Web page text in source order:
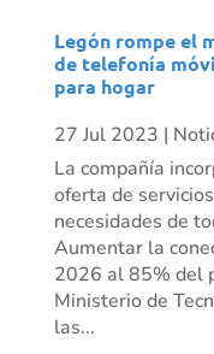
Legón rompe el
de telefonía
para hogar
27 Jul 2023 |
La compañía
oferta de
necesidades de
Aumentar la
2026 al 85% del
Ministerio de
las...